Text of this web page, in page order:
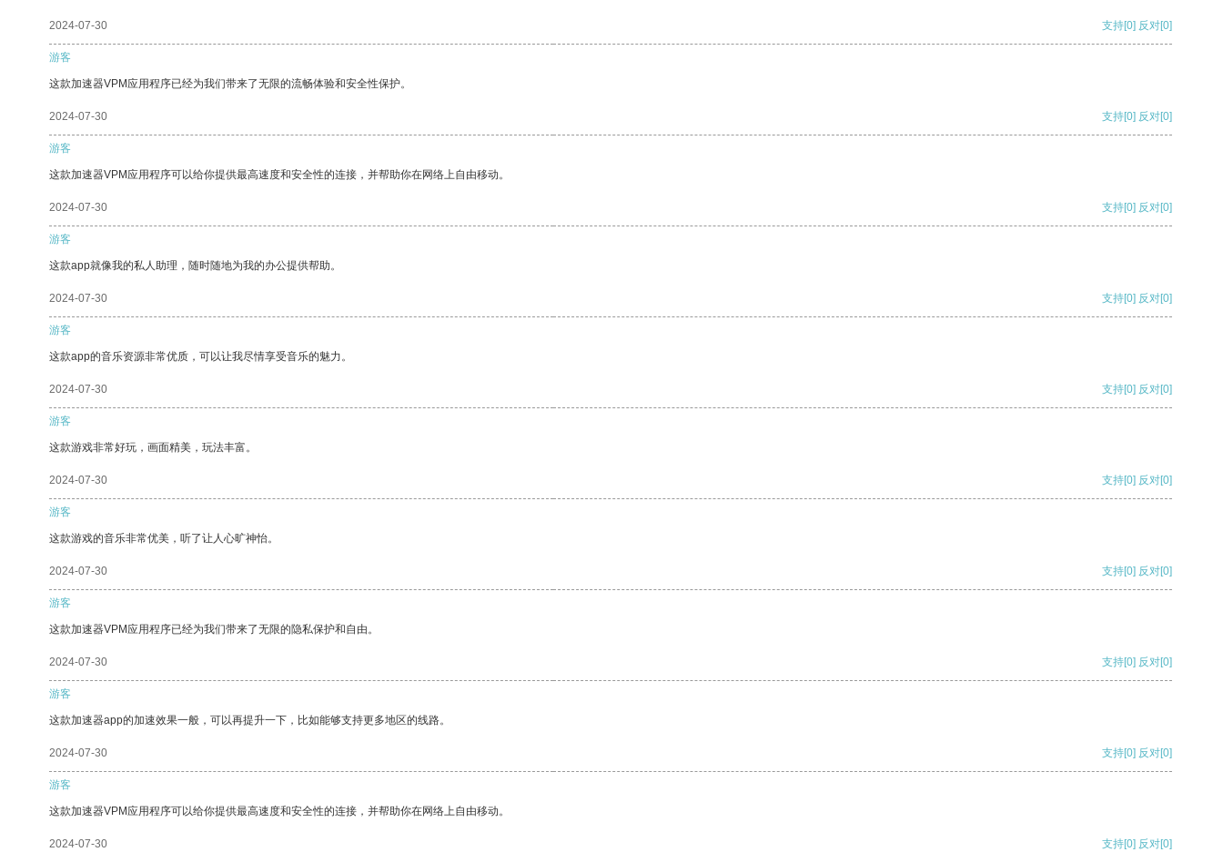
2024-07-30 支持[0] 反对[0]
游客
这款加速器VPM应用程序已经为我们带来了无限的流畅体验和安全性保护。
2024-07-30 支持[0] 反对[0]
游客
这款加速器VPM应用程序可以给你提供最高速度和安全性的连接，并帮助你在网络上自由移动。
2024-07-30 支持[0] 反对[0]
游客
这款app就像我的私人助理，随时随地为我的办公提供帮助。
2024-07-30 支持[0] 反对[0]
游客
这款app的音乐资源非常优质，可以让我尽情享受音乐的魅力。
2024-07-30 支持[0] 反对[0]
游客
这款游戏非常好玩，画面精美，玩法丰富。
2024-07-30 支持[0] 反对[0]
游客
这款游戏的音乐非常优美，听了让人心旷神怡。
2024-07-30 支持[0] 反对[0]
游客
这款加速器VPM应用程序已经为我们带来了无限的隐私保护和自由。
2024-07-30 支持[0] 反对[0]
游客
这款加速器app的加速效果一般，可以再提升一下，比如能够支持更多地区的线路。
2024-07-30 支持[0] 反对[0]
游客
这款加速器VPM应用程序可以给你提供最高速度和安全性的连接，并帮助你在网络上自由移动。
2024-07-30 支持[0] 反对[0]